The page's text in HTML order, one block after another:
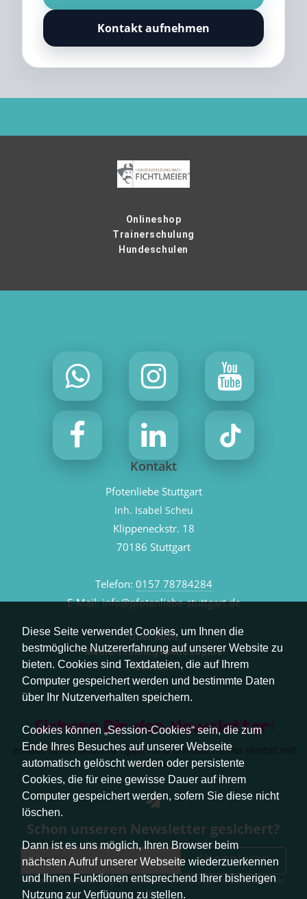
Diese Seite verwendet Cookies, um Ihnen die
bestmögliche Nutzererfahrung auf unserer Website zu
bieten. Cookies sind Textdateien, die auf Ihrem
Computer gespeichert werden und bestimmte Daten
über Ihr Nutzerverhalten speichern.
Cookies können „Session-Cookies“ sein, die zum
Ende Ihres Besuches auf unserer Webseite
automatisch gelöscht werden oder persistente
Cookies, die für eine gewisse Dauer auf ihrem
Computer gespeichert werden, sofern Sie diese nicht
löschen.
Dann ist es uns möglich, Ihren Browser beim
nächsten Aufruf unserer Webseite wiederzuerkennen
und Ihnen Funktionen entsprechend Ihrer bisherigen
Nutzung zur Verfügung zu stellen.
Kontakt aufnehmen
Onlineshop
Trainerschulung
Hundeschulen
Kontakt
Pfotenliebe Stuttgart
Inh. Isabel Scheu
Klippeneckstr. 18
70186 Stuttgart
Telefon: 0157 78784284
E-Mail:info@pfotenliebe-stuttgart.de
Über mich
Meine Trainingsphilosophie
Kontakt
Sichere Dir den Newsletter:
erhalte sofort aktuelle Tipps rund um das Thema Herbst mit
Hund.
Schon unseren Newsletter gesichert?
Abonnieren
Abmeldung jederzeit möglich. Weitere Infos zum Datenschutz erhalten Sie
hier.